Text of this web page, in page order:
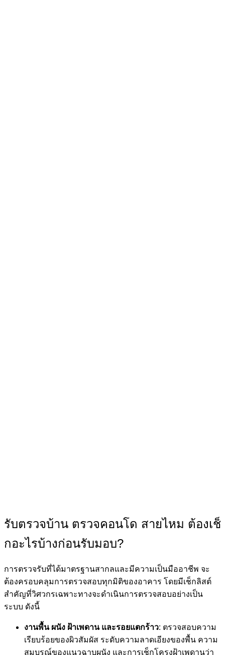
รับตรวจบ้าน ตรวจคอนโด สายไหม ต้องเช็
กอะไรบ้างก่อนรับมอบ?
การตรวจรับที่ได้มาตรฐานสากลและมีความเป็นมืออาชีพ จะ
ต้องครอบคลุมการตรวจสอบทุกมิติของอาคาร โดยมีเช็กลิสต์
สำคัญที่วิศวกรเฉพาะทางจะดำเนินการตรวจสอบอย่างเป็น
ระบบ ดังนี้
งานพื้น ผนัง ฝ้าเพดาน และรอยแตกร้าว: ตรวจสอบความ
เรียบร้อยของผิวสัมผัส ระดับความลาดเอียงของพื้น ความ
สมบูรณ์ของแนวฉาบผนัง และการเช็กโครงฝ้าเพดานว่า